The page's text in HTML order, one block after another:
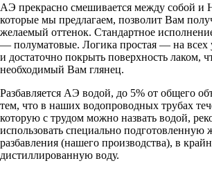
АЭ прекрасно смешивается между
которые мы предлагаем, позволит Вам
желаемый оттенок. Стандартное
— полуматовые. Логика простая — на всех
и достаточно покрыть поверхность лаком,
необходимый Вам глянец.
Разбавляется АЭ водой, до 5% от общего
тем, что в наших водопроводных трубах
которую с трудом можно назвать водой,
использовать специально подготовленную
разбавления (нашего производства), в
дистиллированную воду.